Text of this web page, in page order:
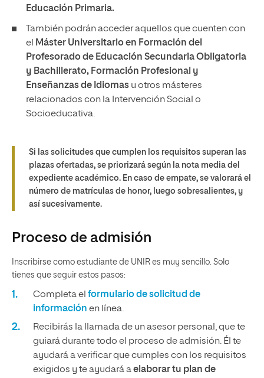
Educación Primaria.
También podrán acceder aquellos que cuenten con
el
Máster Universitario en Formación del
Profesorado de Educación Secundaria Obligatoria
y Bachillerato, Formación Profesional y
Enseñanzas de Idiomas u otros másteres
relacionados con la Intervención Social o
Socioeducativa.
Si las solicitudes que cumplen los requisitos superan las
plazas ofertadas, se priorizará según la nota media del
expediente académico. En caso de empate, se valorará el
número de matrículas de honor, luego sobresalientes, y
así sucesivamente.
Proceso de admisión
Inscribirse como estudiante de UNIR es muy sencillo. Solo
tienes que seguir estos pasos:
Completa el formulario de solicitud de
información en línea.
Recibirás la llamada de un asesor personal, que te
guiará durante todo el proceso de admisión. Él te
ayudará a verificar que cumples con los requisitos
exigidos y te ayudará aelaborar tu plan de